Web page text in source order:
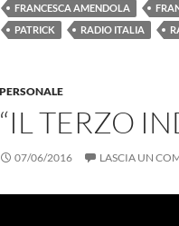
FRANCESCA AMENDOLA
PATRICK
RADIO ITALIA
PERSONALE
“IL TERZO
07/06/2016 LASCIA UN